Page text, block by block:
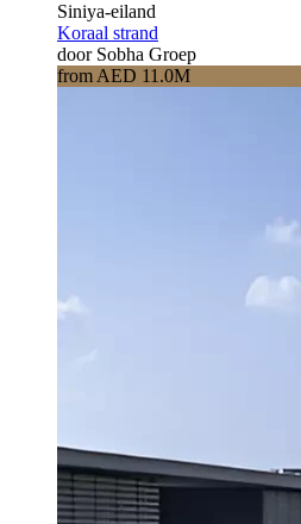
Siniya-eiland
Koraal strand
door Sobha Groep
from AED 11.0M